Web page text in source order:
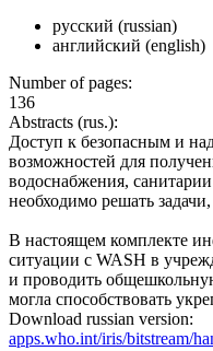
русский (russian)
английский (english)
Number of pages:
136
Abstracts (rus.):
Доступ к безопасным и
возможностей для
водоснабжения,
необходимо решать
В настоящем комплекте
ситуации с WASH в
и проводить
могла способствовать
Download russian version:
apps.who.int/iris/bitstream/